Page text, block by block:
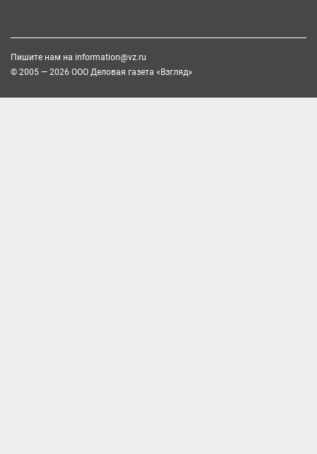
Пишите нам на information@vz.ru
© 2005 — 2026 ООО Деловая газета «Взгляд»